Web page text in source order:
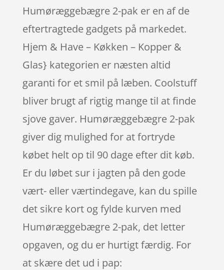
Humøræggebægre 2-pak er en af de
eftertragtede gadgets på markedet.
Hjem & Have – Køkken – Kopper &
Glas} kategorien er næsten altid
garanti for et smil på læben. Coolstuff
bliver brugt af rigtig mange til at finde
sjove gaver. Humøræggebægre 2-pak
giver dig mulighed for at fortryde
købet helt op til 90 dage efter dit køb.
Er du løbet sur i jagten på den gode
vært- eller værtindegave, kan du spille
det sikre kort og fylde kurven med
Humøræggebægre 2-pak, det letter
opgaven, og du er hurtigt færdig. For
at skære det ud i pap: